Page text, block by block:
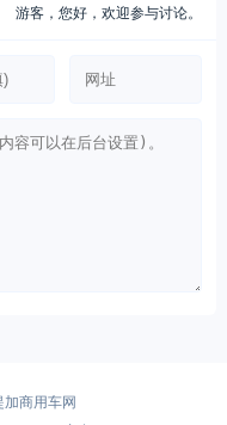
游客，您好，欢迎参与讨论。
加商用车网